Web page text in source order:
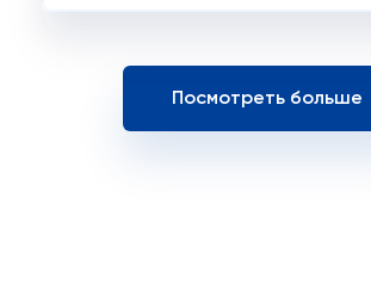
Посмотреть больше